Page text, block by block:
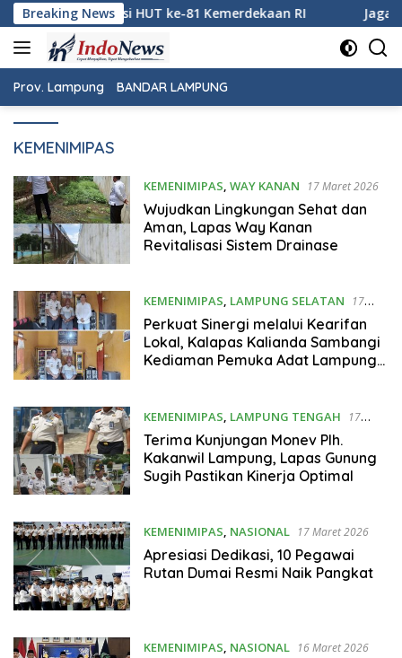
Langsung
ke
konten
Breaking News
81 Kemerdekaan RI Jaga Keamanan Pintu Gerbang
Prov. Lampung BANDAR LAMPUNG
KEMENIMIPAS
KEMENIMIPAS, WAY KANAN 17 Maret 2026
Wujudkan Lingkungan Sehat dan
Aman, Lapas Way Kanan
Revitalisasi Sistem Drainase
KEMENIMIPAS, LAMPUNG SELATAN
17
Maret 2026
Perkuat Sinergi melalui Kearifan
Lokal, Kalapas Kalianda Sambangi
Kediaman Pemuka Adat Lampung
KEMENIMIPAS, LAMPUNG TENGAH
17
Maret 2026
Terima Kunjungan Monev Plh.
Kakanwil Lampung, Lapas Gunung
Sugih Pastikan Kinerja Optimal
KEMENIMIPAS, NASIONAL 17 Maret 2026
Apresiasi Dedikasi, 10 Pegawai
Rutan Dumai Resmi Naik Pangkat
KEMENIMIPAS, NASIONAL 16 Maret 2026